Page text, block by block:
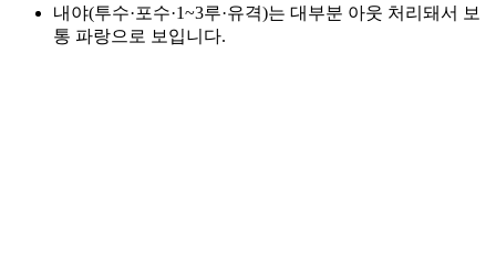
내야(투수·포수·1~3루·유격)는 대부분 아웃 처리돼서 보
통 파랑으로 보입니다.